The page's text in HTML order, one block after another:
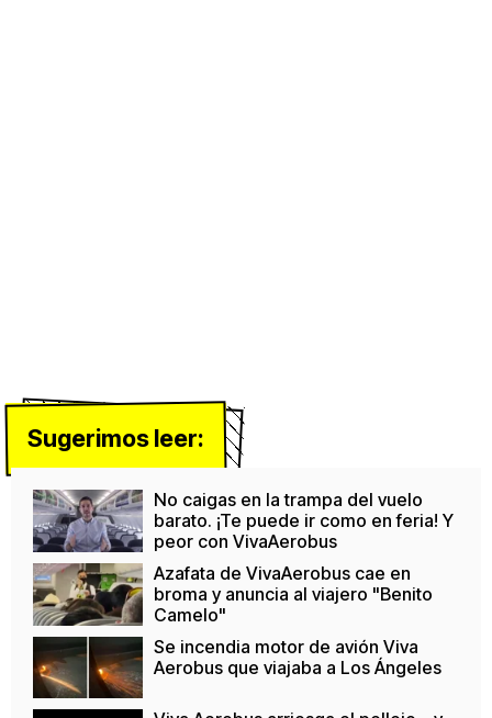
Sugerimos leer:
No caigas en la trampa del vuelo
barato. ¡Te puede ir como en feria! Y
peor con VivaAerobus
Azafata de VivaAerobus cae en
broma y anuncia al viajero "Benito
Camelo"
Se incendia motor de avión Viva
Aerobus que viajaba a Los Ángeles